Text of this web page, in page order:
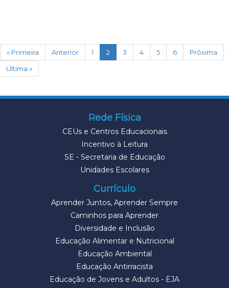
« Primeira Anterior 1 2 (current)
3 4 5 6
Próxima
Última »
Rede Física
CEUs e Centros Educacionais
Incentivo à Leitura
SE - Secretaria de Educação
Unidades Escolares
Currículo
Aprender Juntos, Aprender Sempre
Caminhos para Aprender
Diversidade e Inclusão
Educação Alimentar e Nutricional
Educação Ambiental
Educação Antirracista
Educação de Jovens e Adultos - EJA